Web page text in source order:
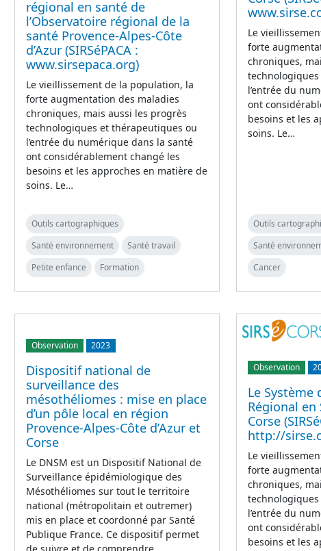
régional en santé de
l’Observatoire régional de la
santé Provence-Alpes-Côte
d’Azur (SIRSéPACA :
www.sirsepaca.org)
Le vieillissement de la population, la
forte augmentation des maladies
chroniques, mais aussi les progrès
technologiques et thérapeutiques ou
l’entrée du numérique dans la santé
ont considérablement changé les
besoins et les approches en matière de
soins. Le…
Outils cartographiques
Santé environnement
Santé travail
Petite enfance
Formation
Le
forte
chroniques,
l’entrée du
ont
besoins et les
soins. Le…
Outils
Santé
Cancer
Observation 2023
Dispositif national de
surveillance des
mésothéliomes : mise en place
d’un pôle local en région
Provence-Alpes-Côte d’Azur et
Corse
Le DNSM est un Dispositif National de
Surveillance épidémiologique des
Mésothéliomes sur tout le territoire
national (métropolitain et outremer)
mis en place et coordonné par Santé
Publique France. Ce dispositif permet
Observation
Le Système
Régional
Corse
http://
Le
forte
chroniques,
l’entrée du
ont
besoins et les